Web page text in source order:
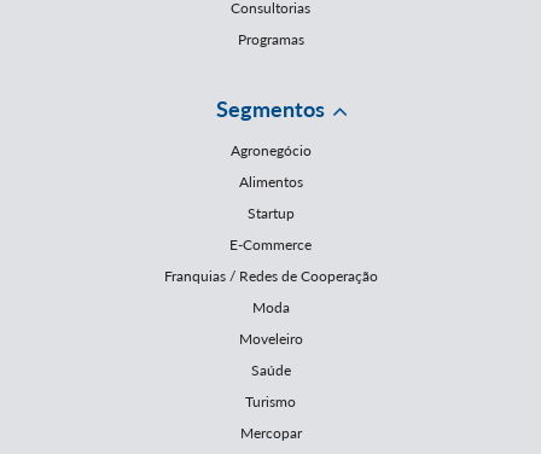
Consultorias
Programas
Segmentos
Agronegócio
Alimentos
Startup
E-Commerce
Franquias / Redes de Cooperação
Moda
Moveleiro
Saúde
Turismo
Mercopar